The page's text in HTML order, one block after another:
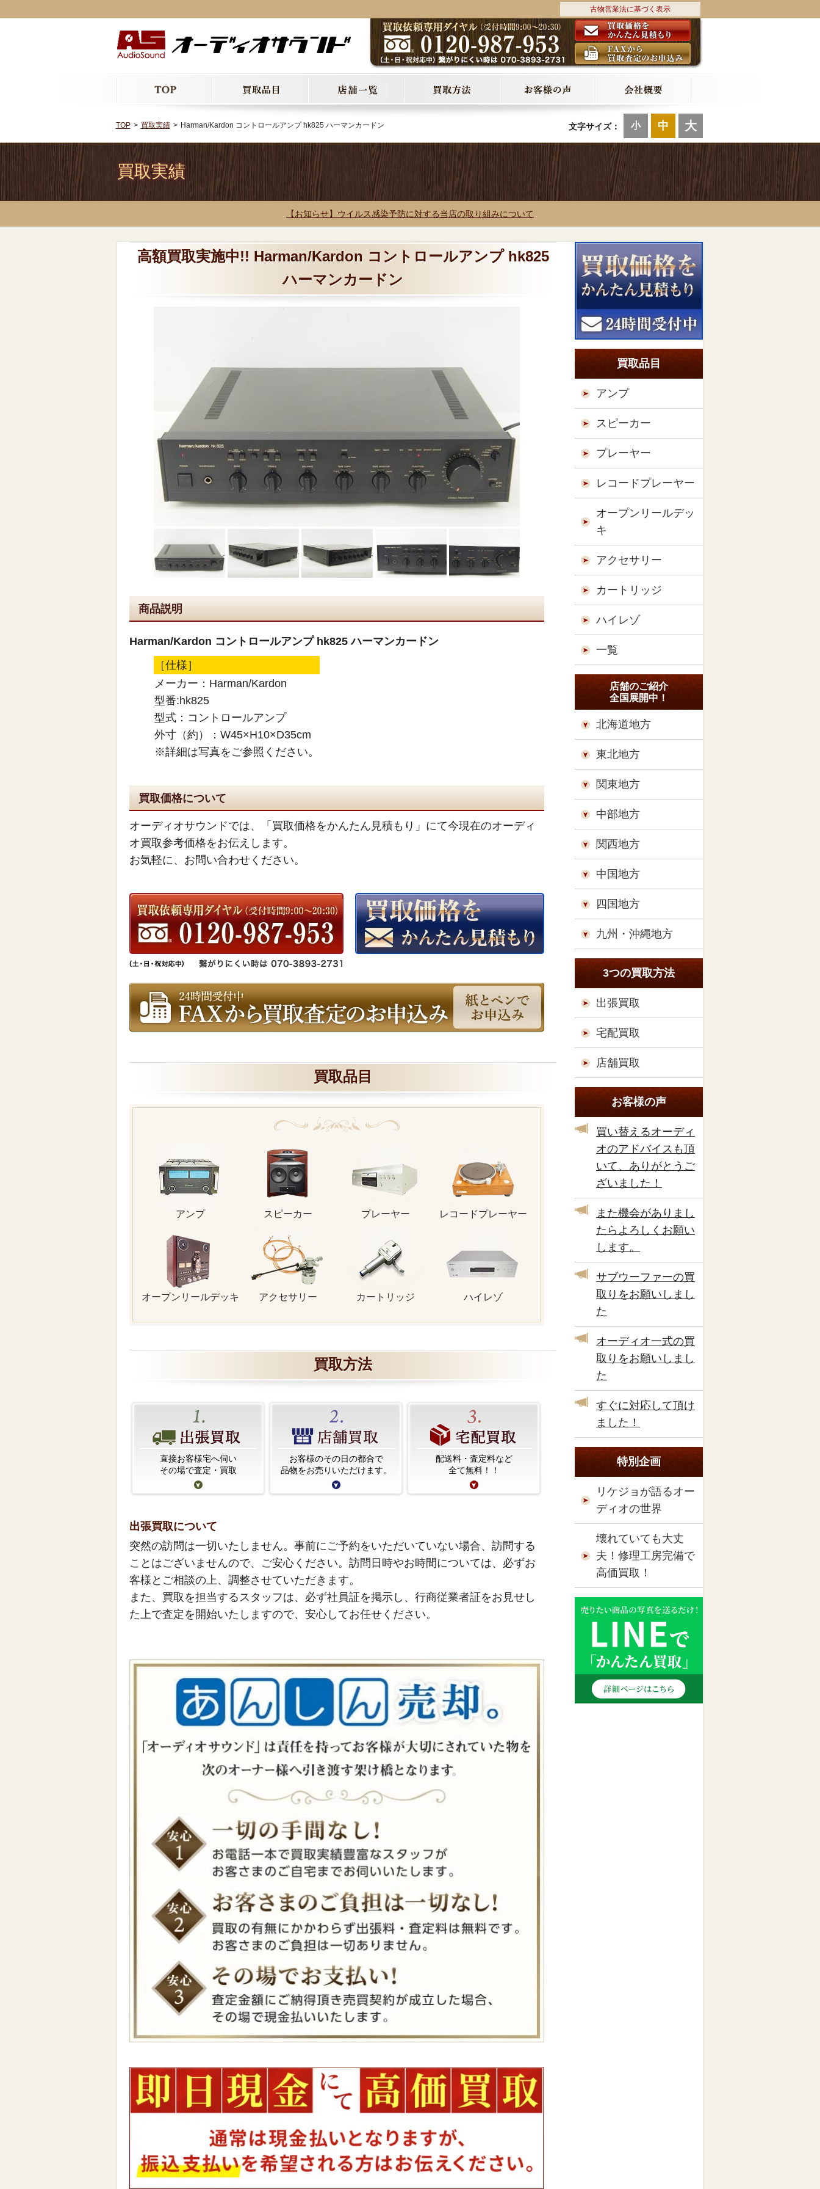
古物営業法に基づく表示
文字サイズ： 小 中 大
TOP 買取実績 Harman/Kardon コントロールアンプ hk825 ハーマンカードン
買取実績
【お知らせ】ウイルス感染予防に対する当店の取り組みについて
高額買取実施中!! Harman/Kardon コントロールアンプ hk825
ハーマンカードン
商品説明
Harman/Kardon コントロールアンプ hk825 ハーマンカードン
［仕様］
メーカー：Harman/Kardon
型番:hk825
型式：コントロールアンプ
外寸（約）：W45×H10×D35cm
※詳細は写真をご参照ください。
買取価格について
オーディオサウンドでは、「買取価格をかんたん見積もり」にて今現在のオーディ
オ買取参考価格をお伝えします。
お気軽に、お問い合わせください。
買取品目
アンプ スピーカー プレーヤー レコードプレーヤー
オープンリールデッキ アクセサリー カートリッジ ハイレゾ
買取方法
直接お客様宅へ伺い
その場で査定・買取
お客様のその日の都合で
品物をお売りいただけます。
配送料・査定料など
全て無料！！
出張買取について
突然の訪問は一切いたしません。事前にご予約をいただいていない場合、訪問する
ことはございませんので、ご安心ください。訪問日時やお時間については、必ずお
客様とご相談の上、調整させていただきます。
また、買取を担当するスタッフは、必ず社員証を掲示し、行商従業者証をお見せし
た上で査定を開始いたしますので、安心してお任せください。
買取品目
アンプ
スピーカー
プレーヤー
レコードプレーヤー
オープンリールデッ
キ
アクセサリー
カートリッジ
ハイレゾ
一覧
店舗のご紹介
全国展開中！
北海道地方
東北地方
関東地方
中部地方
関西地方
中国地方
四国地方
九州・沖縄地方
3つの買取方法
出張買取
宅配買取
店舗買取
お客様の声
買い替えるオーディ
オのアドバイスも頂
いて、ありがとうご
ざいました！
また機会がありまし
たらよろしくお願い
します。
サブウーファーの買
取りをお願いしまし
た
オーディオ一式の買
取りをお願いしまし
た
すぐに対応して頂け
ました！
特別企画
リケジョが語るオー
ディオの世界
壊れていても大丈
夫！修理工房完備で
高価買取！